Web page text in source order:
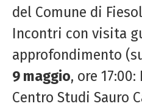
del Comune di
Incontri con visita
approfondimento
9 maggio, ore
Centro Studi Sauro